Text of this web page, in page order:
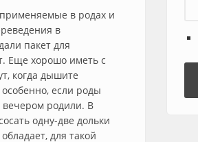
в родах и
в
пакет для
Еще хорошо иметь с
когда дышите
если роды
родили. В
одну-две дольки
для такой